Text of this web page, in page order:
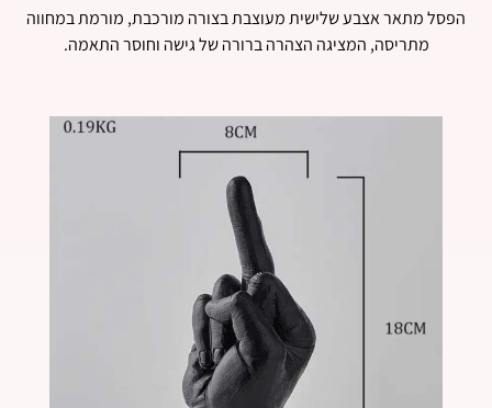
הפסל מתאר אצבע שלישית מעוצבת בצורה מורכבת, מורמת במחווה
מתריסה, המציגה הצהרה ברורה של גישה וחוסר התאמה.